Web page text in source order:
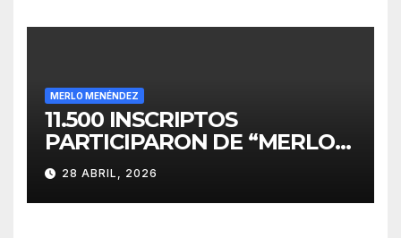
MERLO MENÉNDEZ
11.500 INSCRIPTOS
PARTICIPARON DE “MERLO
CORRE POR MALVINAS”
28 ABRIL, 2026